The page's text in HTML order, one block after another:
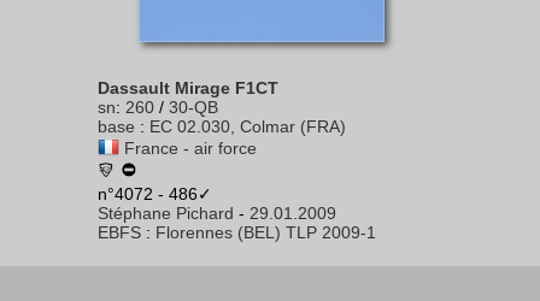
Dassault Mirage F1CT
sn: 260 / 30-QB
base : EC 02.030, Colmar (FRA)
France - air force
n°4072 - 486✓
Stéphane Pichard - 29.01.2009
EBFS : Florennes (BEL) TLP 2009-1